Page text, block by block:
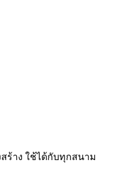
สร้าง ใช้ได้กับทุกสนาม